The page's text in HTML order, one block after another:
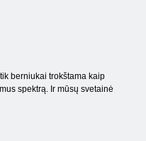
berniukai trokštama kaip
spektrą. Ir mūsų svetainė